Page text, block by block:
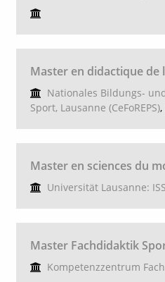
Master en didactique
Nationales Bildungs-
Sport, Lausanne (CeFoREPS),
Master en sciences du
Universität Lausanne:
Master Fachdidaktik
Kompetenzzentrum